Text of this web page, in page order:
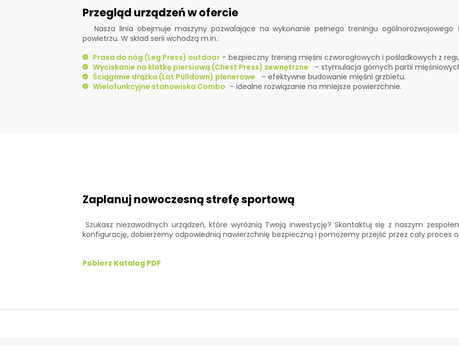
Przegląd urządzeń w ofercie
Nasza linia obejmuje maszyny pozwalające na wykonanie pełnego treningu
powietrzu. W skład serii wchodzą m.in.:
Prasa do nóg (Leg Press) outdoor – bezpieczny trening mięśni czworogłowych i pośladkowych z
Wyciskanie na klatkę piersiową (Chest Press) zewnętrzne – stymulacja górnych partii
Ściąganie drążka (Lat Pulldown) plenerowe – efektywne budowanie mięśni grzbietu.
Wielofunkcyjne stanowiska Combo – idealne rozwiązanie na mniejsze powierzchnie.
Zaplanuj nowoczesną strefę sportową
Szukasz niezawodnych urządzeń, które wyróżnią Twoją inwestycję? Skontaktuj się z naszym
konfigurację, dobierzemy odpowiednią nawierzchnię bezpieczną i pomożemy przejść przez cały proces
Pobierz Katalog PDF